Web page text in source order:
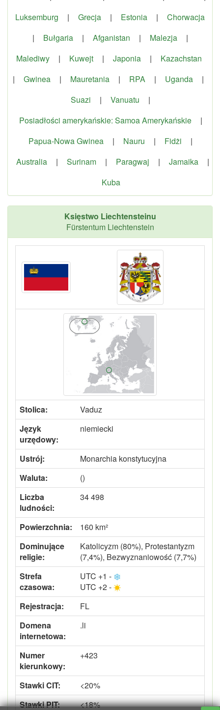
Luksemburg
| Grecja | Estonia |
Chorwacja
|
Bułgaria | Afganistan | Malezja
|
Malediwy
| Kuwejt | Japonia |
Kazachstan
|
Gwinea | Mauretania | RPA | Uganda
|
Suazi
| Vanuatu
|
Posiadłości amerykańskie: Samoa Amerykańskie
|
Papua-Nowa Gwinea
| Nauru | Fidżi
|
Australia
| Surinam | Paragwaj | Jamaika
|
Kuba
Księstwo Liechtensteinu
Fürstentum Liechtenstein
Stolica:
Vaduz
Język
urzędowy:
niemiecki
Ustrój:
Monarchia konstytucyjna
Waluta:
()
Liczba
ludności:
34 498
Powierzchnia:
160 km²
Dominujące
religie:
Katolicyzm (80%), Protestantyzm
(7,4%), Bezwyznaniowość (7,7%)
Strefa
czasowa:
UTC +1 -
UTC +2 -
Rejestracja:
FL
Domena
internetowa:
.li
Numer
kierunkowy:
+423
Stawki CIT:
<20%
Stawki PIT:
<18%